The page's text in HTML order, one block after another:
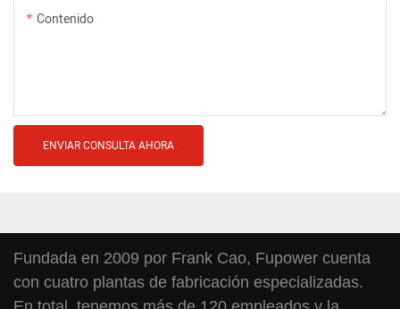
Contenido
ENVIAR CONSULTA AHORA
Fundada en 2009 por Frank Cao, Fupower cuenta
con cuatro plantas de fabricación especializadas.